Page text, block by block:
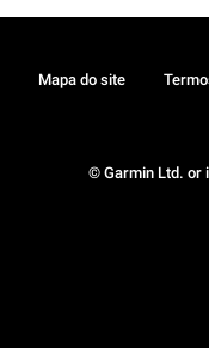
© Garmin Ltd. or
Mapa do site